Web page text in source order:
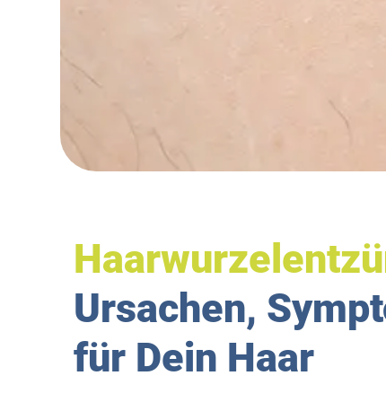
Ursachen,
für Dein Haar